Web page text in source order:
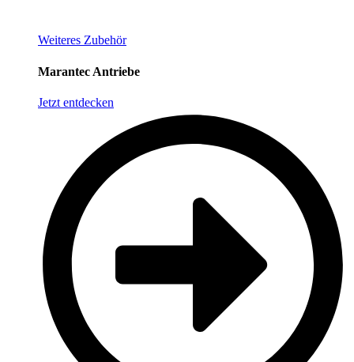
Weiteres Zubehör
Marantec Antriebe
Jetzt entdecken